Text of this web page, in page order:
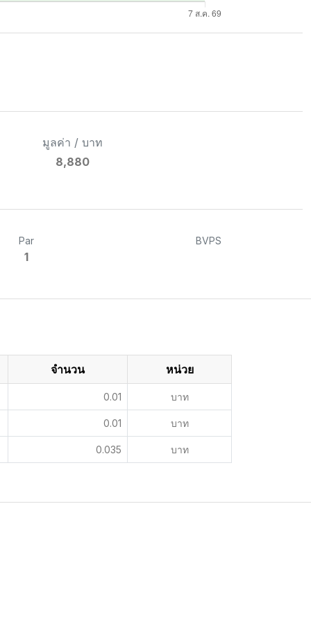
มูลค่า / บาท
8,880
Par
1
BVPS
จำนวน หน่วย
0.01 บาท
0.01 บาท
0.035 บาท